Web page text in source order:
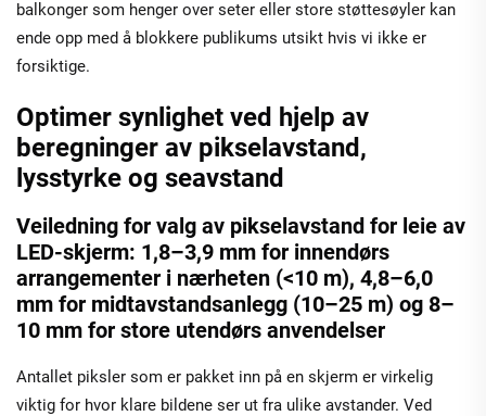
balkonger som henger over seter eller store støttesøyler kan
ende opp med å blokkere publikums utsikt hvis vi ikke er
forsiktige.
Optimer synlighet ved hjelp av
beregninger av pikselavstand,
lysstyrke og seavstand
Veiledning for valg av pikselavstand for leie av
LED-skjerm: 1,8–3,9 mm for innendørs
arrangementer i nærheten (<10 m), 4,8–6,0
mm for midtavstandsanlegg (10–25 m) og 8–
10 mm for store utendørs anvendelser
Antallet piksler som er pakket inn på en skjerm er virkelig
viktig for hvor klare bildene ser ut fra ulike avstander. Ved